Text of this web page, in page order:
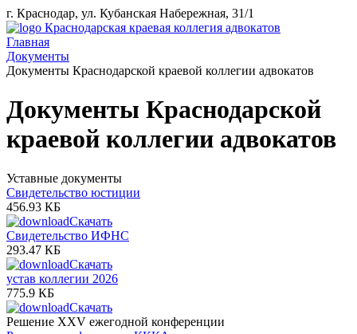
г. Краснодар, ул. Кубанская Набережная, 31/1
Краснодарская краевая коллегия адвокатов
Главная
Документы
Документы Краснодарской краевой коллегии адвокатов
Документы Краснодарской
краевой коллегии адвокатов
Уставные документы
Свидетельство юстиции
456.93 КБ
Скачать
Свидетельство ИФНС
293.47 КБ
Скачать
устав коллегии 2026
775.9 КБ
Скачать
Решение XXV ежегодной конференции